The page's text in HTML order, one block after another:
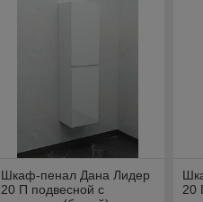
Шкаф-пенал Дана Лидер
20 П подвесной с
20